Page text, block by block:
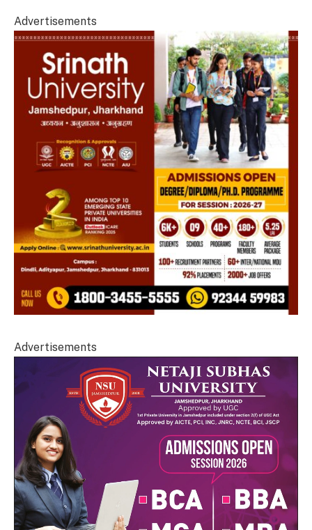
Advertisements
Advertisements